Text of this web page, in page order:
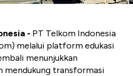
- PT Telkom Indonesia
melalui platform edukasi
menunjukkan
mendukung transformasi